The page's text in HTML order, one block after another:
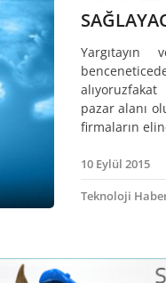
pazar alanı
firmaların
10 Eylül 2015
Teknoloji